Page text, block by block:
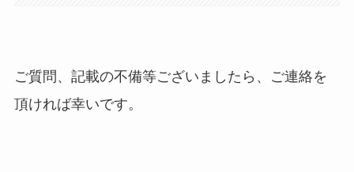
ご質問、記載の不備等ございましたら、ご連絡を
頂ければ幸いです。